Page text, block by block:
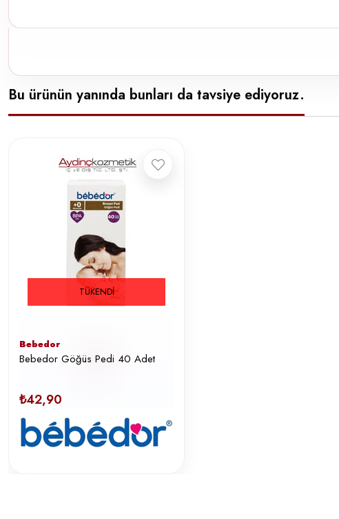
Bu ürünün yanında bunları da tavsiye ediyoruz.
TÜKENDI
Bebedor
Bebedor Göğüs Pedi 40 Adet
₺42,90